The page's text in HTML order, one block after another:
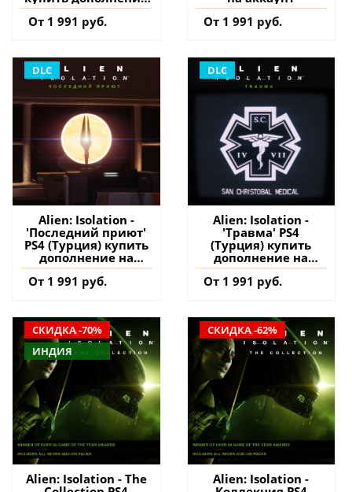
на аккаунт
От 1 991 руб.
От 1 991 руб.
DLC
Alien: Isolation -
'Последний приют'
PS4 (Турция) купить
дополнение на
аккаунт
От 1 991 руб.
DLC
Alien: Isolation -
'Травма' PS4
(Турция) купить
дополнение на
аккаунт
От 1 991 руб.
СКИДКА -70%
ИНДИЯ
Alien: Isolation - The
СКИДКА -62%
Alien: Isolation -